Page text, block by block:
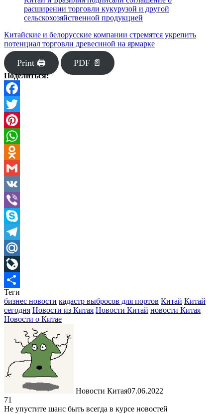
расширении торговли кукурузой и другой
сельскохозяйственной продукцией
Китайские и белорусские компании стремятся укрепить
потенциал торговли древесиной на ярмарке
Print 🖨 PDF 📄
Поделиться:
Facebook
Twitter
Pinterest
WhatsApp
Odnoklassniki
Gmail
VK
Viber
Skype
Telegram
Mail.Ru
LiveJournal
Отправить
Теги
бизнес новости кадастр выбросов для портов Китай Китай
сегодня Новости из Китая Новости Китай новости Китая
Новости о Китае
Новости Китая07.06.2022
71
Не упустите шанс быть всегда в курсе новостей